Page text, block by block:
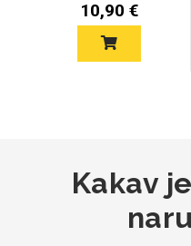
10,90 €
Kakav
Svijet životinja
motivi